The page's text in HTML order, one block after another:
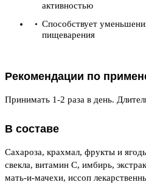
активностью
Способствует
пищеварения
Рекомендации по
Принимать 1-2 раза в день.
В составе
Сахароза, крахмал, фрукты и
свекла, витамин С, имбирь,
мать-и-мачехи, иссоп